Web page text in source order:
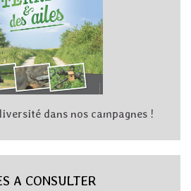
dans nos campagnes !
A CONSULTER